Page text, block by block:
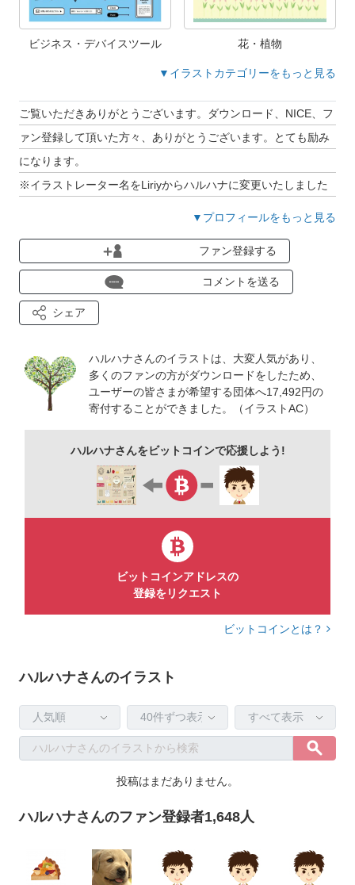
ビジネス・デバイスツール 花・植物
▼イラストカテゴリーをもっと見る
ご覧いただきありがとうございます。ダウンロード、NICE、フ
ァン登録して頂いた方々、ありがとうございます。とても励み
になります。
※イラストレーター名をLiriyからハルハナに変更いたしました
いと思っております。様々な形でご活用いただけると嬉しいで
▼プロフィールをもっと見る
ファン登録する
コメントを送る
シェア
ハルハナさんのイラストは、大変人気があり、
多くのファンの方がダウンロードをしたため、
ユーザーの皆さまが希望する団体へ17,492円の
寄付することができました。（イラストAC）
ハルハナさんをビットコインで応援しよう!
ビットコインアドレスの
登録をリクエスト
ビットコインとは？
ハルハナさんのイラスト
投稿はまだありません。
ハルハナさんのファン登録者1,648人